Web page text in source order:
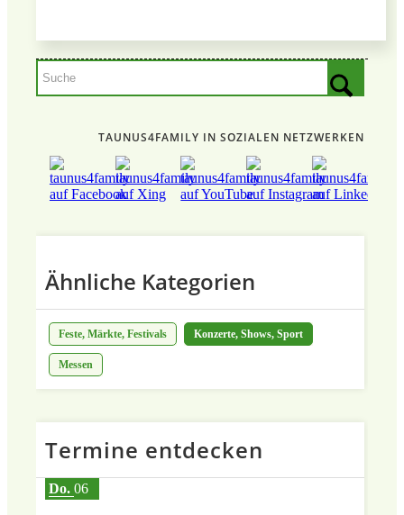
TAUNUS4FAMILY IN SOZIALEN NETZWERKEN
Ähnliche Kategorien
Feste, Märkte, Festivals Konzerte, Shows, Sport
Messen
Termine entdecken
Do.06